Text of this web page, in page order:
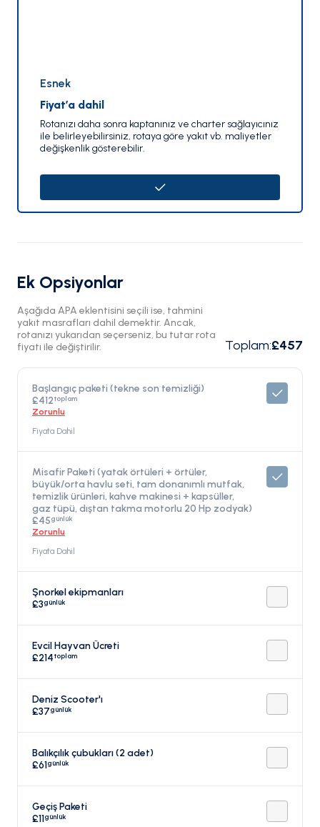
Esnek
Fiyat’a dahil
Rotanızı daha sonra kaptanınız ve charter sağlayıcınız
ile belirleyebilirsiniz, rotaya göre yakıt vb. maliyetler
değişkenlik gösterebilir.
Ek Opsiyonlar
Aşağıda APA eklentisini seçili ise, tahmini
yakıt masrafları dahil demektir. Ancak,
rotanızı yukarıdan seçerseniz, bu tutar rota
fiyatı ile değiştirilir.
Toplam:£457
Başlangıç paketi (tekne son temizliği)
£412toplam
Zorunlu
Fiyata Dahil
Misafir Paketi (yatak örtüleri + örtüler,
büyük/orta havlu seti, tam donanımlı mutfak,
temizlik ürünleri, kahve makinesi + kapsüller,
gaz tüpü, dıştan takma motorlu 20 Hp zodyak)
£45günlük
Zorunlu
Fiyata Dahil
Şnorkel ekipmanları
£3günlük
Evcil Hayvan Ücreti
£214toplam
Deniz Scooter'ı
£37günlük
Balıkçılık çubukları (2 adet)
£61günlük
Geçiş Paketi
£11günlük